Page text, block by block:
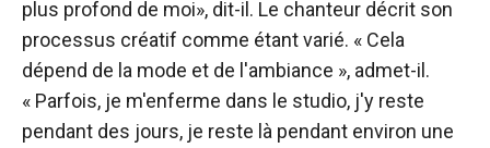
plus profond de moi», dit-il. Le chanteur décrit son
processus créatif comme étant varié. « Cela
dépend de la mode et de l'ambiance », admet-il.
« Parfois, je m'enferme dans le studio, j'y reste
pendant des jours, je reste là pendant environ une